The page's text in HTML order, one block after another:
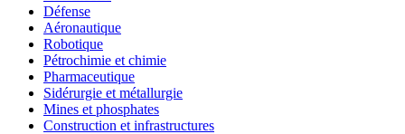
Défense
Aéronautique
Robotique
Pétrochimie et chimie
Pharmaceutique
Sidérurgie et métallurgie
Mines et phosphates
Construction et infrastructures